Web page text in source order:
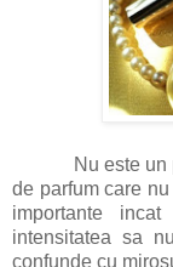
Nu este un
de parfum care
importante
intensitatea sa
confunde cu